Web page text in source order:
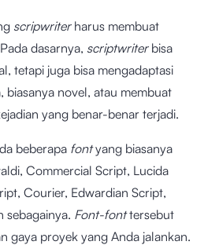
scripwriter harus membuat
dasarnya, scriptwriter bisa
tetapi juga bisa mengadaptasi
biasanya novel, atau membuat
yang benar-benar terjadi.
beberapa fontyang biasanya
Commercial Script, Lucida
Courier, Edwardian Script,
sebagainya. Font-fonttersebut
gaya proyek yang Anda jalankan.